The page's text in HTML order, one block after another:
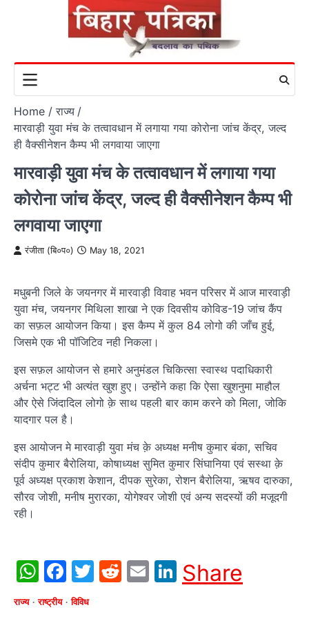
Home
राज्य
मारवाड़ी युवा मंच के तत्वावधान में लगाया गया कोरोना जांच केंद्र, जल्द
ही वैक्सीनेशन कैम्प भी लगवाया जाएगा
मारवाड़ी युवा मंच के तत्वावधान में लगाया गया
कोरोना जांच केंद्र, जल्द ही वैक्सीनेशन कैम्प भी
लगवाया जाएगा
रंजीता (बि०प०) May 18, 2021
मधुबनी जिले के जयनगर में मारवाड़ी विवाह भवन परिसर में आज मारवाड़ी
युवा मंच, जयनगर मिथिला शाखा ने एक दिवसीय कोविड-19 जांच कैंप
का सफ़ल आयोजन किया। इस कैम्प में कुल 84 लोगो की जाँच हुई,
जिसमे एक भी पॉजिटिव नही निकला।
इस सफ़ल आयोजन से हमारे अनुमंडल चिकित्सा स्वास्थ पदाधिकारी
अर्चना भट्ट भी अत्यंत खुश हुए। उन्होंने कहा कि ऐसा खुशनुमा माहौल
और ऐसे जिंदादिल लोगो क़े साथ पहली बार काम करने को मिला, जोकि
यादगार पल है।
इस आयोजन मे मारवाड़ी युवा मंच क़े अध्यक्ष मनीष कुमार बंका, सचिव
संदीप कुमार बैरोलिया, कोषाध्यक्ष सुमित कुमार सिंघानिया एवं सस्था क़े
पूर्व अध्यक्ष प्रकाश केशान, दीपक सुरेका, रोशन बैरोलिया, ऋषव दारुका,
सौरव जोशी, मनीष मुरारका, योगेश्वर जोशी एवं अन्य सदस्यों की मजूदगी
रही।
WhatsApp
Facebook
Twitter
Reddit
EmailLinkedIn
Share
राज्य राष्ट्रीय विविध